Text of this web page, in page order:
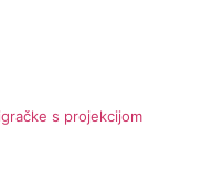
s projekcijom